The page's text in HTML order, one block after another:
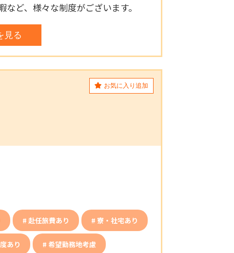
ど、様々な制度がございます。
見る
お気に入り追加
赴任旅費あり 寮・社宅あり
あり 希望勤務地考慮